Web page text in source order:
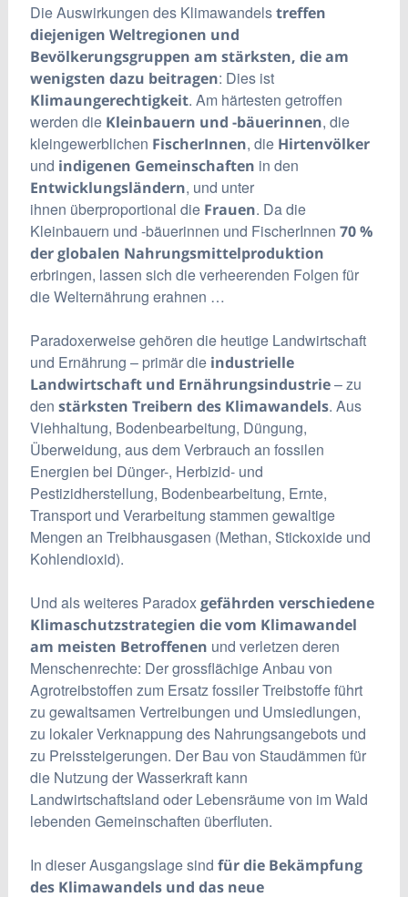
Die Auswirkungen des Klimawandelstreffen
diejenigen Weltregionen und
Bevölkerungsgruppen am stärksten, die am
wenigsten dazu beitragen: Dies ist
Klimaungerechtigkeit. Am härtesten getroffen
werden die Kleinbauern und -bäuerinnen, die
kleingewerblichen FischerInnen, die Hirtenvölker
und indigenen Gemeinschaften in den
Entwicklungsländern, und unter
ihnen überproportional die Frauen. Da die
Kleinbauern und -bäuerinnen und FischerInnen 70 %
der globalen Nahrungsmittelproduktion
erbringen, lassen sich die verheerenden Folgen für
die Welternährung erahnen …
Paradoxerweise gehören die heutige Landwirtschaft
und Ernährung – primär die industrielle
Landwirtschaft und Ernährungsindustrie– zu
den stärksten Treibern des Klimawandels. Aus
Viehhaltung, Bodenbearbeitung, Düngung,
Überweidung, aus dem Verbrauch an fossilen
Energien bei Dünger-, Herbizid- und
Pestizidherstellung, Bodenbearbeitung, Ernte,
Transport und Verarbeitung stammen gewaltige
Mengen an Treibhausgasen (Methan, Stickoxide und
Kohlendioxid).
Und als weiteres Paradoxgefährden verschiedene
Klimaschutzstrategien die vom Klimawandel
am meisten Betroffenen und verletzen deren
Menschenrechte: Der grossflächige Anbau von
Agrotreibstoffen zum Ersatz fossiler Treibstoffe führt
zu gewaltsamen Vertreibungen und Umsiedlungen,
zu lokaler Verknappung des Nahrungsangebots und
zu Preissteigerungen. Der Bau von Staudämmen für
die Nutzung der Wasserkraft kann
Landwirtschaftsland oder Lebensräume von im Wald
lebenden Gemeinschaften überfluten.
In dieser Ausgangslage sind für die Bekämpfung
des Klimawandels und das neue